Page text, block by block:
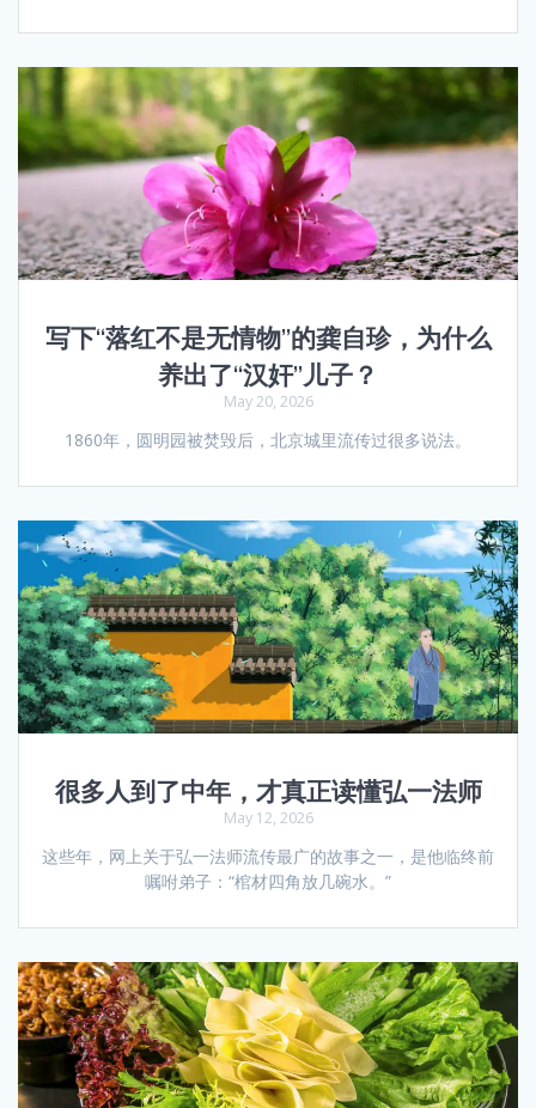
写下“落红不是无情物”的龚自珍，为什么
养出了“汉奸”儿子？
May 20, 2026
1860年，圆明园被焚毁后，北京城里流传过很多说法。
很多人到了中年，才真正读懂弘一法师
May 12, 2026
这些年，网上关于弘一法师流传最广的故事之一，是他临终前
嘱咐弟子：“棺材四角放几碗水。”